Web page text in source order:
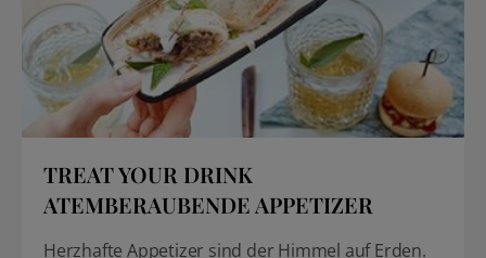
TREAT YOUR DRINK
ATEMBERAUBENDE APPETIZER
Herzhafte Appetizer sind der Himmel auf Erden.